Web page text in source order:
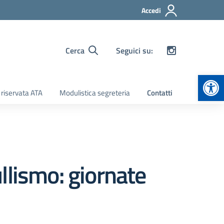
Accedi
Cerca Seguici su:
ATA Modulistica segreteria Contatti
giornate